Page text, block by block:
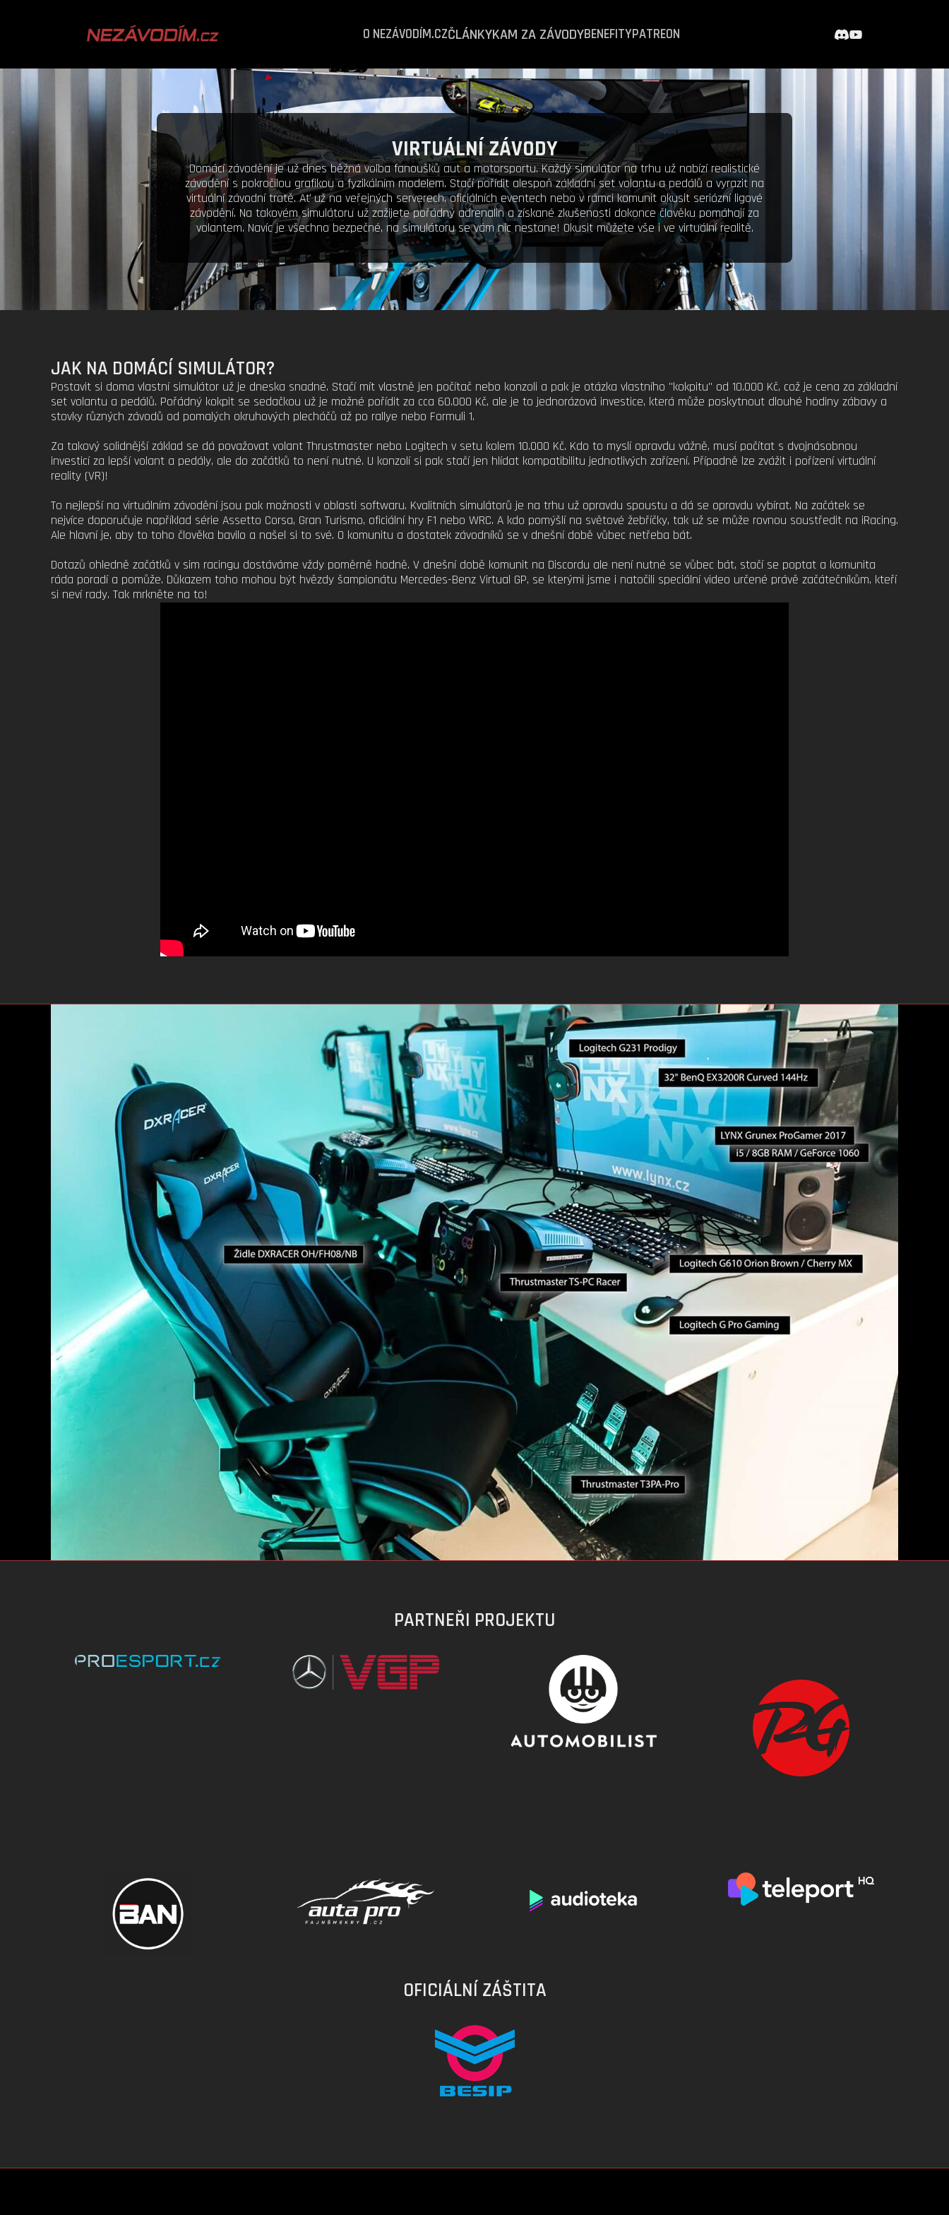
O NEZÁVODÍM.CZČLÁNKYKAM ZA ZÁVODYBENEFITYPATREON
VIRTUÁLNÍ ZÁVODY
Domácí závodění je už dnes běžná volba fanoušků aut a motorsportu. Každý simulátor na trhu už nabízí realistické
závodění s pokročilou grafikou a fyzikálním modelem. Stačí pořídit alespoň základní set volantu a pedálů a vyrazit na
virtuální závodní tratě. Ať už na veřejných serverech, oficiálních eventech nebo v rámci komunit okusit seriózní ligové
závodění. Na takovém simulátoru už zažijete pořádný adrenalin a získané zkušenosti dokonce člověku pomáhají za
volantem. Navíc je všechno bezpečné, na simulátoru se vám nic nestane! Okusit můžete vše i ve virtuální realitě.
JAK NA DOMÁCÍ SIMULÁTOR?
Postavit si doma vlastní simulátor už je dneska snadné. Stačí mít vlastně jen počítač nebo konzoli a pak je otázka vlastního "kokpitu" od 10.000 Kč, což je cena za základní
set volantu a pedálů. Pořádný kokpit se sedačkou už je možné pořídit za cca 60.000 Kč, ale je to jednorázová investice, která může poskytnout dlouhé hodiny zábavy a
stovky různých závodů od pomalých okruhových plecháčů až po rallye nebo Formuli 1.
Za takový solidnější základ se dá považovat volant Thrustmaster nebo Logitech v setu kolem 10.000 Kč. Kdo to myslí opravdu vážně, musí počítat s dvojnásobnou
investicí za lepší volant a pedály, ale do začátků to není nutné. U konzolí si pak stačí jen hlídat kompatibilitu jednotlivých zařízení. Případně lze zvážit i pořízení virtuální
reality (VR)!
To nejlepší na virtuálním závodění jsou pak možnosti v oblasti softwaru. Kvalitních simulátorů je na trhu už opravdu spoustu a dá se opravdu vybírat. Na začátek se
nejvíce doporučuje například série Assetto Corsa, Gran Turismo, oficiální hry F1 nebo WRC. A kdo pomýšlí na světové žebříčky, tak už se může rovnou soustředit na iRacing.
Ale hlavní je, aby to toho člověka bavilo a našel si to své. O komunitu a dostatek závodníků se v dnešní době vůbec netřeba bát.
Dotazů ohledně začátků v sim racingu dostáváme vždy poměrně hodně. V dnešní době komunit na Discordu ale není nutné se vůbec bát, stačí se poptat a komunita
ráda poradí a pomůže. Důkazem toho mohou být hvězdy šampionátu Mercedes-Benz Virtual GP, se kterými jsme i natočili speciální video určené právě začátečníkům, kteří
si neví rady. Tak mrkněte na to!
PARTNEŘI PROJEKTU
OFICIÁLNÍ ZÁŠTITA